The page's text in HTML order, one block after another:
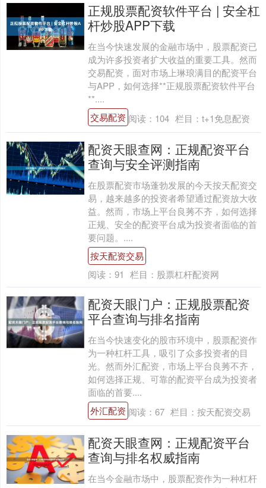
正规股票配资软件平台 | 安全杠
杆炒股APP下载
在当今快速发展的金融市场中，股票配资已
成为许多投资者扩大收益的重要工具。然而
交易配资，面对市场上琳琅满目的配资平台
与APP，如何选择**正规股票配资软件平台
**....
交易配资 阅读： 104 栏目： t+1免息配资
配资天眼查网：正规配资平台
查询与安全评测指南
在股票配资市场蓬勃发展的今天按天配资交
易，越来越多的投资者希望通过配资放大收
益。然而，市场上平台良莠不齐，如何选择
正规、安全的配资平台成为投资者面临的首
要问题。....
按天配资交易
阅读： 91 栏目： 股票杠杆配资网
配资天眼门户：正规股票配资
平台查询与排名指南
在当今快速变化的股市环境中，股票配资作
为一种杠杆工具，吸引了众多投资者的目
光。然而外汇配资，市场上平台良莠不齐，
如何选择正规、可靠的配资平台成为投资者
面临的首要....
外汇配资 阅读： 67 栏目： 按天配资交易
配资天眼查网：正规配资平台
查询与排名权威指南
在当今金融市场中，股票配资作为一种杠杆